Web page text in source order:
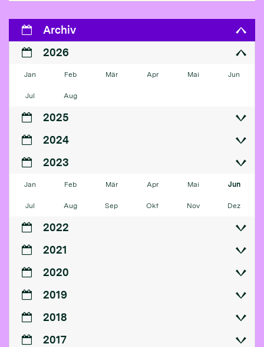
Archiv
2026
Jan Feb Mär Apr Mai Jun
Jul Aug
2025
2024
2023
Jan Feb Mär Apr Mai Jun
Jul Aug Sep Okt Nov Dez
2022
2021
2020
2019
2018
2017